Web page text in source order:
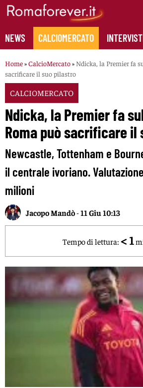
Skip
content
NEWS CALCIOMERCATO
Home»CalcioMercato» Ndicka, la Premier fa
sacrificare il suo pilastro
CALCIOMERCATO
Ndicka, la Premier fa
Roma può sacrificare il
Newcastle, Tottenham e
il centrale ivoriano.
milioni
Jacopo Mandò-11 Giu 10:13
Tempo di lettura: < 1